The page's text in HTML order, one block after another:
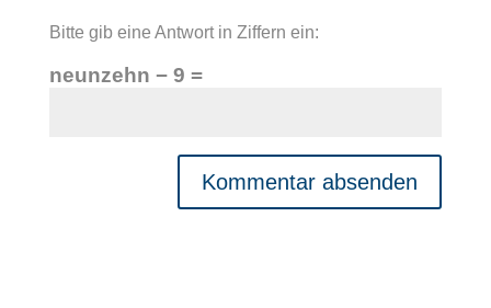
Bitte gib eine Antwort in Ziffern ein:
neunzehn − 9 =